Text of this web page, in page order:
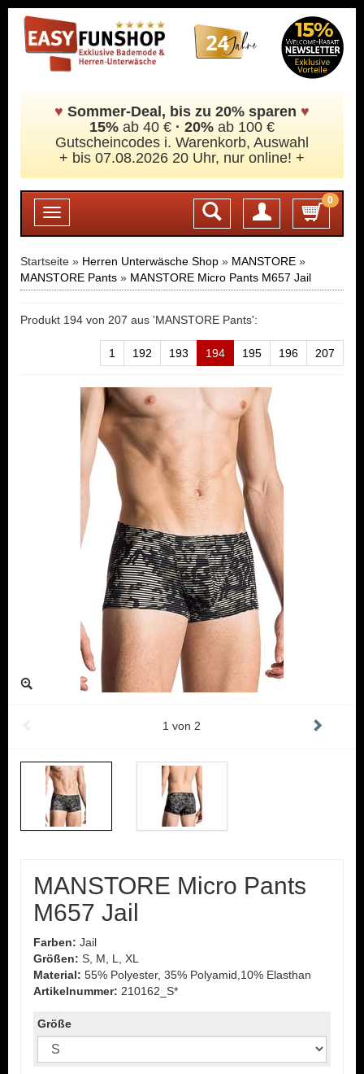
♥ Sommer-Deal, bis zu 20% sparen ♥
15% ab 40 € · 20% ab 100 €
Gutscheincodes i. Warenkorb, Auswahl
+ bis 07.08.2026 20 Uhr, nur online! +
Toggle
navigation
0
Login
Startseite » Herren Unterwäsche Shop » MANSTORE »
MANSTORE Pants » MANSTORE Micro Pants M657 Jail
Produkt 194 von 207 aus 'MANSTORE Pants':
1 192 193 194 195 196 207
1 von 2
MANSTORE Micro Pants
M657 Jail
Farben: Jail
Größen: S, M, L, XL
Material: 55% Polyester, 35% Polyamid,10% Elasthan
Artikelnummer: 210162_S*
Größe